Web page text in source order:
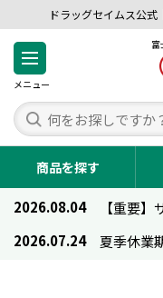
ドラッグセイムス公
メニュー
商品を探す
2026.08.04
2026.07.24